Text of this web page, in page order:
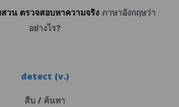
วน ตรวจสอบหาความจริง ภาษาอังกฤษว่า
อย่างไร?
detect (v.)
สืบ / ค้นหา